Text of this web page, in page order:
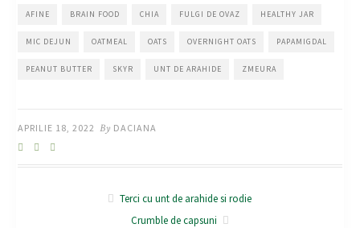
AFINE BRAIN FOOD CHIA FULGI DE OVAZ HEALTHY JAR
MIC DEJUN OATMEAL OATS OVERNIGHT OATS PAPAMIGDAL
PEANUT BUTTER SKYR UNT DE ARAHIDE ZMEURA
APRILIE 18, 2022 By DACIANA
Terci cu unt de arahide si rodie
Crumble de capsuni